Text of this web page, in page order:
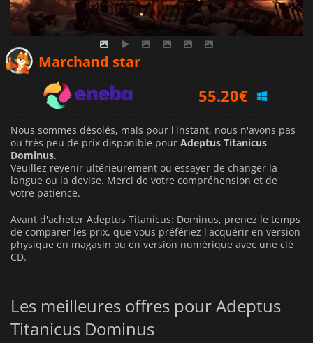
Marchand star
55.20€
Nous sommes désolés, mais pour l'instant, nous n'avons pas
ou très peu de prix disponible pour Adeptus Titanicus
Dominus.
Veuillez revenir ultérieurement ou essayer de changer la
langue ou la devise. Merci de votre compréhension et de
votre patience.
Avant d'acheter Adeptus Titanicus: Dominus, prenez le temps
de comparer les prix, que vous préfériez l'acquérir en version
physique en magasin ou en version numérique avec une clé
CD.
Les meilleures offres pour Adeptus
Titanicus Dominus